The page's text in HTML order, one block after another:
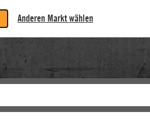
Anderen Markt wählen